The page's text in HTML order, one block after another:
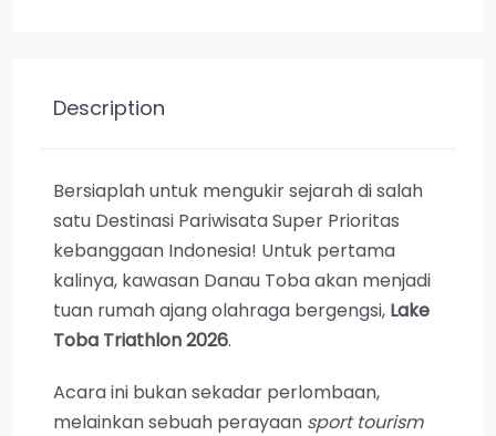
Description
Bersiaplah untuk mengukir sejarah di salah
satu Destinasi Pariwisata Super Prioritas
kebanggaan Indonesia! Untuk pertama
kalinya, kawasan Danau Toba akan menjadi
tuan rumah ajang olahraga bergengsi, Lake
Toba Triathlon 2026.
Acara ini bukan sekadar perlombaan,
melainkan sebuah perayaan sport tourism